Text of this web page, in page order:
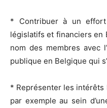
* Contribuer à un
législatifs et financiers en
nom des membres avec
publique en Belgique qui
* Représenter les intérêts
par exemple au sein